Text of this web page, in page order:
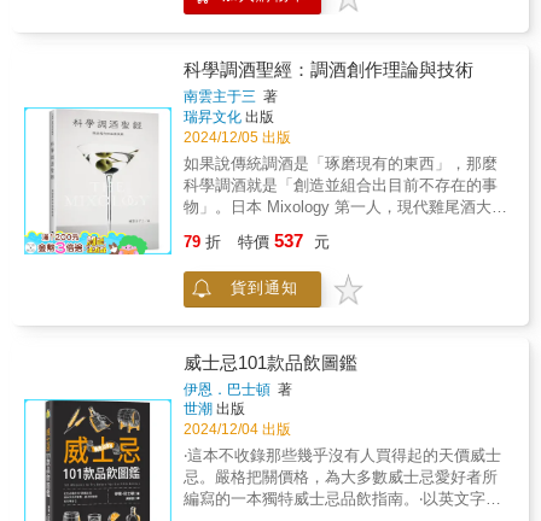
紅。按年份介紹該年最有特色、最該認識的酒
款及其為何有名的故事，同時談論其名氣究竟
產者、酒莊、風味、歷史、面臨的問題或挑
戰，並告訴你為什麼會給特定的年份進行特定
的分類。其中也穿插各種重要概念，例如永遠
改變葡萄酒市場的分級制度、氣候變遷的風味
影響、偉大的酒標等，全書涵蓋了完整的品味
變遷與豐富知識，讓你知道哪些酒真正配得上
其名聲、哪些酒則最好不要斟滿酒杯。
酒，映著燈火細細閱讀。邱德夫｜威士忌專業
作家、蘇格蘭雙耳小酒杯執持者 毫無疑問，
這是一本艾雷島威士忌「全」書，完整齊全程
度，幾乎可達鋪天蓋地鉅細靡遺：不僅從風土
到製程的每一最細微環節均全盤說解交代，甚
至進一步連影響麥芽威士忌味香的每一元素都
拆解出來細細探討；酒廠介紹則連才剛剛起
步、還未正式開張的新兵也盡數囊括……是一
本深入窺看、呈現艾雷島威士忌之過去現在以
家、蘇格蘭雙耳小酒杯執持者 「威士忌迷真
的會讀的威士忌書」 《富比世雜誌》（Forbes
Magazine） 「伊恩・威斯涅夫斯基是當代傑
同時兼具知識性與娛樂性，是所有艾雷威士忌
迷不可或缺的讀物。」查爾斯・麥克萊恩
（Charles MacLean） 「在乾冷的夜晚，如果
要挑本威士忌書然後倒杯威士忌坐在爐火邊享
用，這本書絕對是個好選擇。本書從封面到封
底都令人感到愉悅，是個送給你生命中的威士
忌迷的絕佳禮物。」酒精駭客（Drinkhacker）
科學調酒聖經：調酒創作理論與技術
南雲主于三 著
瑞昇文化 出版
2024/12/05 出版
如果說傳統調酒是「琢磨現有的東西」，那麼
科學調酒就是「創造並組合出目前不存在的事
物」。日本 Mixology 第一人，現代雞尾酒大師
於調酒的無限可能性，在調酒師之路上，成為
勇於開創的先行者。#未來調酒師的必備聖經#
不受現有酒譜的束縛 ☛「科學調酒」是什麼
術，由各種工具、技術、材料和創意交織成一
杯酒。讀者可先看酒譜，接著閱讀創作邏輯，
然後再回到酒譜，將更加深入理解作者為何、
如何製作這樣一杯調酒。調酒是一項「結
果」，不同的想法和材料的組合，也會造就變
化無窮的結果。☛本書是怎樣定義「傳統調酒
師」和「科學調酒師」？〖Bartender 傳統調酒
師〗 ▪ 了解並有能力製作許多經典調酒▪ 參與店
79 折 特價 537 元
貨到通知
威士忌101款品飲圖鑑
伊恩．巴士頓 著
世潮 出版
2024/12/04 出版
‧這本不收錄那些幾乎沒有人買得起的天價威士
忌。嚴格把關價格，為大多數威士忌愛好者所
編寫的一本獨特威士忌品飲指南。‧以英文字母